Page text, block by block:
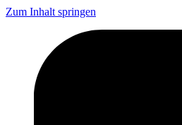
Zum Inhalt springen